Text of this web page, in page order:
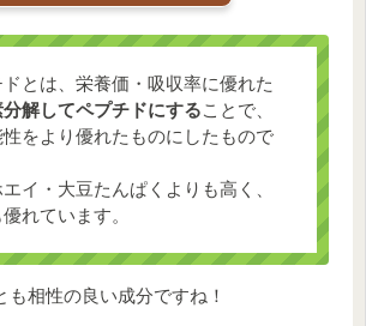
とは、栄養価・吸収率に優れた
解してペプチドにすることで、
をより優れたものにしたもので
イ・大豆たんぱくよりも高く、
れています。
も相性の良い成分ですね！